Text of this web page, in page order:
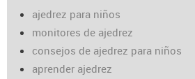
ajedrez para niños
monitores de ajedrez
consejos de ajedrez para niños
aprender ajedrez